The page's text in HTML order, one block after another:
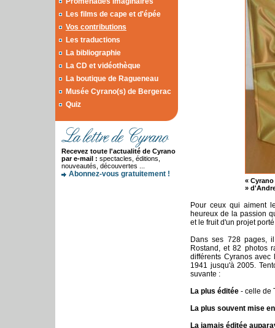
Les films de cape et d'épée
Vos contributions
Les traductions
La bibliographie
La CD et vidéothèque
La boutique de Ragueneau
Musée Cyrano(s) de Bergerac
Quiz
Recevez toute l'actualité de Cyrano
par e-mail : spectacles, éditions,
nouveautés, découvertes ...
Abonnez-vous gratuitement !
«
»
Pour ceux qui aiment
heureux de la passion
et le fruit d'un projet
Dans ses 728 pages,
Rostand, et 82 photos
différents Cyranos
1941 jusqu'à 2005.
suvante :
La plus éditée - celle de
La plus souvent mise
La jamais éditée